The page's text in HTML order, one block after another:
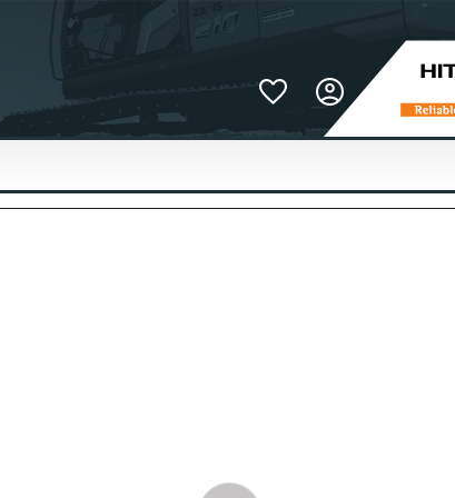
Favoriter